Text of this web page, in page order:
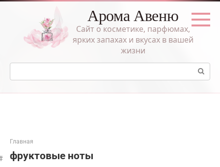
Перейти
Арома Авеню
Сайт о косметике, парфюмах,
ярких запахах и вкусах в вашей
жизни
Поиск:
Главная
фруктовые ноты